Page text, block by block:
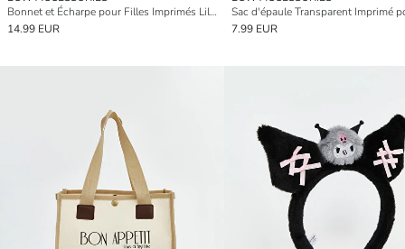
Bonnet et Écharpe pour Filles Imprimés Lilo et Stitch
14.99 EUR
7.99 EUR